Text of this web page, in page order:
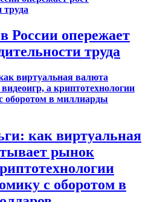
России опережает
труда
как виртуальная
рынок
с оборотом в